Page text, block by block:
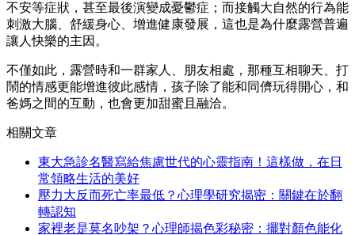
不安等症狀，甚至最後演變成憂鬱症；而接觸大自然的行為能
刺激大腦、舒緩身心、增進健康發展，這也是為什麼露營普遍
讓人快樂的主因。
不僅如此，露營時和一群家人、朋友相處，那種互相聊天、打
鬧的情感更能增進彼此感情，孩子除了能和同儕玩得開心，和
爸媽之間的互動，也會更加甜蜜且融洽。
相關文章
東大急診名醫寫給焦慮世代的心靈指南！這樣做，在日
常領略生活的美好
壓力大反而死亡率最低？心理學研究揭密：關鍵在於翻
轉認知
家裡老是莫名吵架？心理師揭色彩秘密：擺對顏色能化